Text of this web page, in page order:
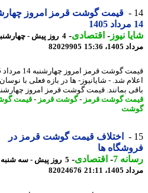
قیمت گوشت قرمز امروز چهارشنبه
نیوز-اقتصادی-
4 روز پیش - چهارشنبه 14
15:36
82029905
قیمت گوشت قرمز امروز چهارشنبه 14
شد. - شایانیوز- ها در بازه فعلی با نوسان
بمانند. قیمت گوشت قرمز امروز چهارشنبه 14 مرداد 1405
گوشت قرمز- گوشت قرمز- قیمت گوشت
اختلاف قیمت گوشت قرمز در
ها
7
-اقتصادی-
5 روز پیش - سه شنبه 13
21:11
82024676